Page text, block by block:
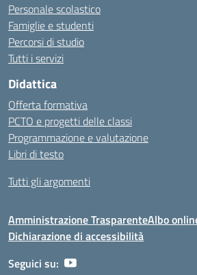
Personale scolastico
Famiglie e studenti
Percorsi di studio
Tutti i servizi
Didattica
Offerta formativa
PCTO e progetti delle classi
Programmazione e valutazione
Libri di testo
Tutti gli argomenti
Amministrazione TrasparenteAlbo
Dichiarazione di accessibilità
Seguici su: